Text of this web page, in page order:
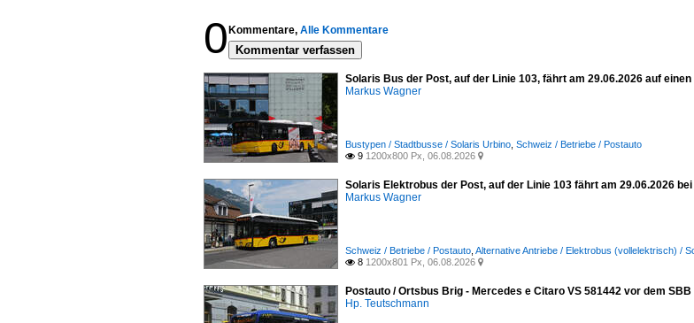
0 Kommentare, Alle Kommentare
Kommentar verfassen
Solaris Bus der Post, auf der Linie 103, fährt am 29.06.2026 auf
Markus Wagner
Bustypen / Stadtbusse / Solaris Urbino Schweiz / Betriebe / Postauto
 9 1200x800 Px, 06.08.2026 
Solaris Elektrobus der Post, auf der Linie 103 fährt am 29.06.2026
Markus Wagner
Schweiz / Betriebe / Postauto Alternative Antriebe / Elektrobus (vollelektrisch) /
 8 1200x801 Px, 06.08.2026 
Postauto / Ortsbus Brig - Mercedes e Citaro VS 581442 vor dem
Hp. Teutschmann